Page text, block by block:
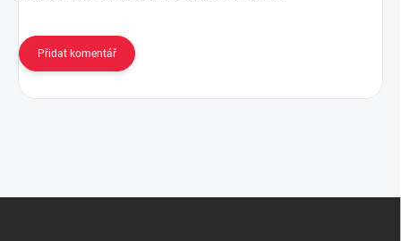
Přidat komentář